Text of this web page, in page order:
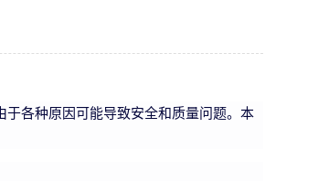
各种原因可能导致安全和质量问题。本